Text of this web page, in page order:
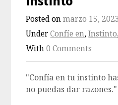
Posted onmarzo 15, 2023
UnderConfíe en,Instinto
With0 Comments
"Confía en tu instinto
no puedas dar razones."